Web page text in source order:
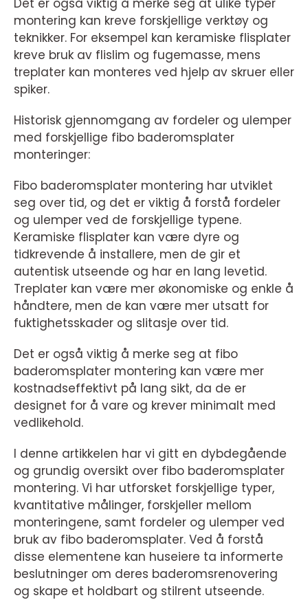
montering kan kreve forskjellige verktøy og
teknikker. For eksempel kan keramiske flisplater
kreve bruk av flislim og fugemasse, mens
treplater kan monteres ved hjelp av skruer eller
spiker.
Historisk gjennomgang av fordeler og ulemper
med forskjellige fibo baderomsplater
monteringer:
Fibo baderomsplater montering har utviklet
seg over tid, og det er viktig å forstå fordeler
og ulemper ved de forskjellige typene.
Keramiske flisplater kan være dyre og
tidkrevende å installere, men de gir et
autentisk utseende og har en lang levetid.
Treplater kan være mer økonomiske og enkle å
håndtere, men de kan være mer utsatt for
fuktighetsskader og slitasje over tid.
Det er også viktig å merke seg at fibo
baderomsplater montering kan være mer
kostnadseffektivt på lang sikt, da de er
designet for å vare og krever minimalt med
vedlikehold.
I denne artikkelen har vi gitt en dybdegående
og grundig oversikt over fibo baderomsplater
montering. Vi har utforsket forskjellige typer,
kvantitative målinger, forskjeller mellom
monteringene, samt fordeler og ulemper ved
bruk av fibo baderomsplater. Ved å forstå
disse elementene kan huseiere ta informerte
beslutninger om deres baderomsrenovering
og skape et holdbart og stilrent utseende.